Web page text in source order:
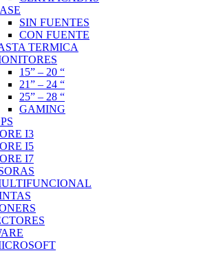
SIN FUENTES
CON FUENTE
TERMICA
15” – 20 “
21” – 24 “
25” – 28 “
GAMING
I3
I5
I7